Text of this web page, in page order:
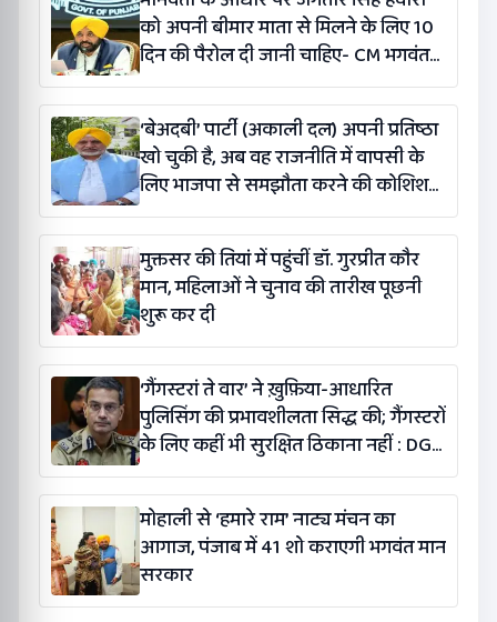
को अपनी बीमार माता से मिलने के लिए 10
दिन की पैरोल दी जानी चाहिए- CM भगवंत
सिंह मान
‘बेअदबी’ पार्टी (अकाली दल) अपनी प्रतिष्ठा
खो चुकी है, अब वह राजनीति में वापसी के
लिए भाजपा से समझौता करने की कोशिश
कर रही है: बलतेज पन्नू
मुक्तसर की तियां में पहुंचीं डॉ. गुरप्रीत कौर
मान, महिलाओं ने चुनाव की तारीख पूछनी
शुरू कर दी
‘गैंगस्टरां ते वार’ ने ख़ुफ़िया-आधारित
पुलिसिंग की प्रभावशीलता सिद्ध की; गैंगस्टरों
के लिए कहीं भी सुरक्षित ठिकाना नहीं : DGP
गौरव यादव
मोहाली से ‘हमारे राम’ नाट्य मंचन का
आगाज, पंजाब में 41 शो कराएगी भगवंत मान
सरकार